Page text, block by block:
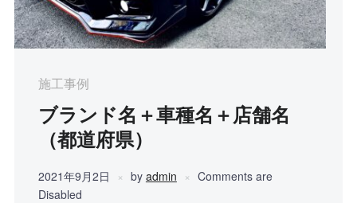
施工事例
ブランド名＋車種名＋店舗名
（都道府県）
2021年9月2日 by admin
Comments are
Disabled